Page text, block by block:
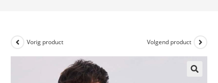
Vorig product Volgend product